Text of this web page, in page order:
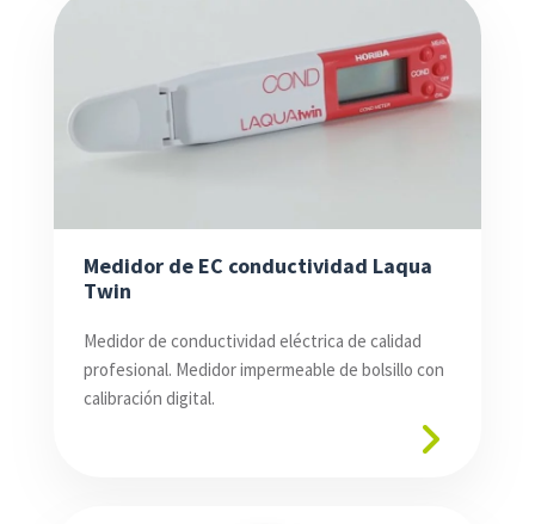
Medidor de EC conductividad Laqua
Twin
Medidor de conductividad eléctrica de calidad
profesional. Medidor impermeable de bolsillo con
calibración digital.